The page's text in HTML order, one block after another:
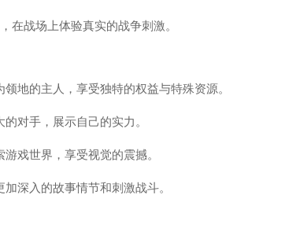
在战场上体验真实的战争刺激。
地的主人，享受独特的权益与特殊资源。
对手，展示自己的实力。
戏世界，享受视觉的震撼。
深入的故事情节和刺激战斗。